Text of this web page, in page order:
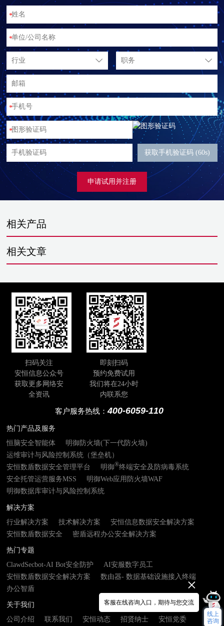
*
*
行业 职务
*
*
获取手机验证码 (60s)
申请试用并注册
相关产品
相关文章
扫码关注
安恒信息公众号
获取更多网络安
全资讯
即刻扫码
预约免费试用
我们将在24小时
内联系您
客户服务热线：400-6059-110
热门产品及服务
恒脑安全智能体
明御防火墙(下一代防火墙)
运维审计与风险控制系统（堡垒机）
安恒数盾数据安全管理平台
明御®终端安全及防病毒系统
安全托管运营服务MSS
明御Web应用防火墙WAF
明御数据库审计与风险控制系统
解决方案
行业解决方案
技术解决方案
安恒信息数据安全解决方案
安恒数盾数据安全
密盾远程办公安全解决方案
热门专题
ClawdSecbot-AI Bot安全防护
AI安服数字员工
安恒数盾数据安全解决方案
数由器- 数据基础设施接入终端
办公智盾
关于我们
公司介绍
联系我们 安恒动态 招贤纳士 安恒党委
客服在线咨询入口，期待与您交流
线上
咨询